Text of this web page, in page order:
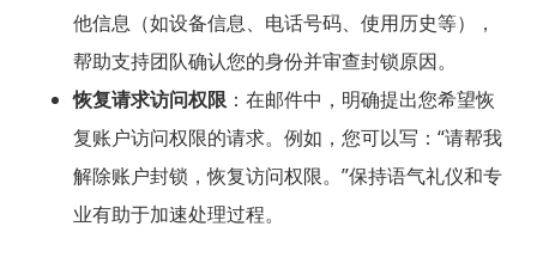
他信息（如设备信息、电话号码、使用历史等），
帮助支持团队确认您的身份并审查封锁原因。
恢复请求访问权限：在邮件中，明确提出您希望恢
复账户访问权限的请求。例如，您可以写：“请帮我
解除账户封锁，恢复访问权限。”保持语气礼仪和专
业有助于加速处理过程。